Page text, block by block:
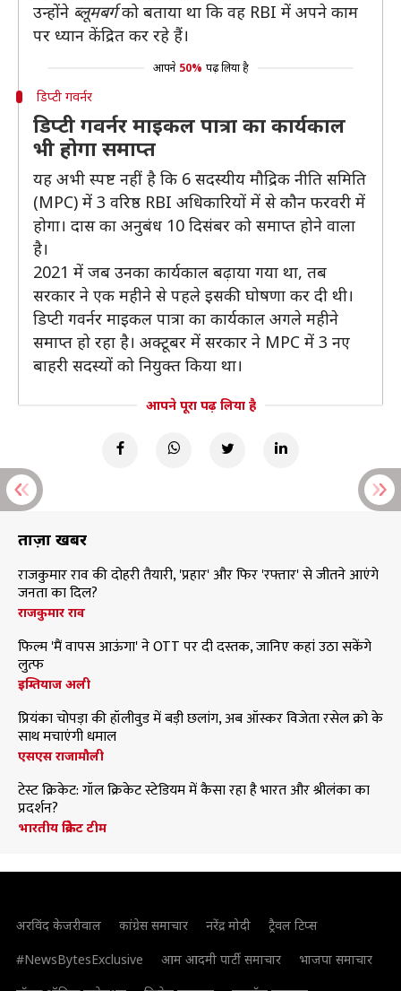
उन्होंने ब्लूमबर्गको बताया था कि वह RBI में अपने काम
पर ध्यान केंद्रित कर रहे हैं।
आपने 50% पढ़ लिया है
डिप्टी गवर्नर
डिप्टी गवर्नर माइकल पात्रा का कार्यकाल
भी होगा समाप्त
यह अभी स्पष्ट नहीं है कि 6 सदस्यीय मौद्रिक नीति समिति
(MPC) में 3 वरिष्ठ RBI अधिकारियों में से कौन फरवरी में
होगा। दास का अनुबंध 10 दिसंबर को समाप्त होने वाला
है।
2021 में जब उनका कार्यकाल बढ़ाया गया था, तब
सरकार ने एक महीने से पहले इसकी घोषणा कर दी थी।
डिप्टी गवर्नर माइकल पात्रा का कार्यकाल अगले महीने
समाप्त हो रहा है। अक्टूबर में सरकार ने MPC में 3 नए
बाहरी सदस्यों को नियुक्त किया था।
आपने पूरा पढ़ लिया है
ताज़ा खबरें
राजकुमार राव की दोहरी तैयारी, 'प्रहार' और फिर 'रफ्तार' से जीतने आएंगे
जनता का दिल?
राजकुमार राव
फिल्म 'मैं वापस आऊंगा' ने OTT पर दी दस्तक, जानिए कहां उठा सकेंगे
लुत्फ
इम्तियाज अली
प्रियंका चोपड़ा की हॉलीवुड में बड़ी छलांग, अब ऑस्कर विजेता रसेल क्रो के
साथ मचाएंगी धमाल
एसएस राजामौली
टेस्ट क्रिकेट: गॉल क्रिकेट स्टेडियम में कैसा रहा है भारत और श्रीलंका का
प्रदर्शन?
भारतीय क्रिकेट टीम
अरविंद केजरीवाल कांग्रेस समाचार नरेंद्र मोदी
ट्रैवल टिप्स
#NewsBytesExclusive
आम आदमी पार्टी समाचार
भाजपा समाचार